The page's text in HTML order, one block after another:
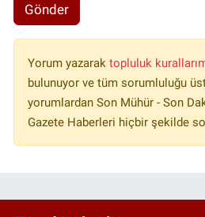
Gönder
Yorum yazarak topluluk
bulunuyor ve tüm sorumluluğu
yorumlardan Son Mühür - Son
Gazete Haberleri hiçbir şekilde